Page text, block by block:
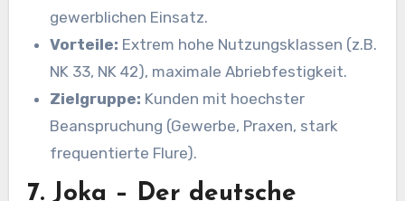
gewerblichen Einsatz.
Vorteile: Extrem hohe Nutzungsklassen (z.B.
NK 33, NK 42), maximale Abriebfestigkeit.
Zielgruppe: Kunden mit hoechster
Beanspruchung (Gewerbe, Praxen, stark
frequentierte Flure).
7. Joka – Der deutsche